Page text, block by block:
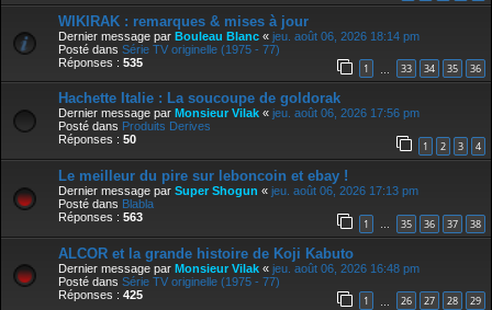
WIKIRAK : remarques & mises à jour
Dernier message par Bouleau Blanc « jeu. août 06, 2026 18:14 pm
Posté dans Série TV originelle (1975 - 77)
Réponses : 535 1 33 34 35 36
Hachette Italie : La soucoupe de goldorak
Dernier message par Monsieur Vilak « jeu. août 06, 2026 17:56 pm
Posté dans Produits Derives
Réponses : 50 1 2 3 4
Le meilleur du pire sur leboncoin et ebay !
Dernier message par Super Shogun « jeu. août 06, 2026 17:13 pm
Posté dans Blabla
Réponses : 563 1 … 35 36 37 38
ALCOR et la grande histoire de Koji Kabuto
Dernier message par Monsieur Vilak « jeu. août 06, 2026 16:48 pm
Posté dans Série TV originelle (1975 - 77)
Réponses : 425 1 26 27 28 29